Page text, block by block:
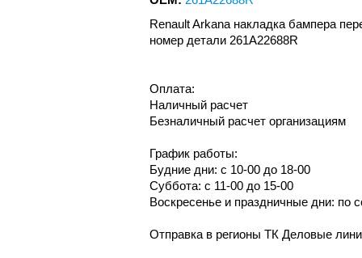
Renault Arkana накладка бампера
номер детали 261A22688R
Оплата:
Наличный расчет
Безналичный расчет организациям
График работы:
Будние дни: с 10-00 до 18-00
Суббота: с 11-00 до 15-00
Воскресенье и праздничные дни: по
Отправка в регионы ТК Деловые